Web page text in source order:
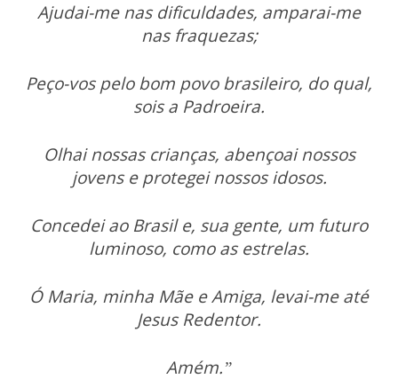
Ajudai-me nas dificuldades, amparai-me
nas fraquezas;
Peço-vos pelo bom povo brasileiro, do qual,
sois a Padroeira.
Olhai nossas crianças, abençoai nossos
jovens e protegei nossos idosos.
Concedei ao Brasil e, sua gente, um futuro
luminoso, como as estrelas.
Ó Maria, minha Mãe e Amiga, levai-me até
Jesus Redentor.
Amém.”